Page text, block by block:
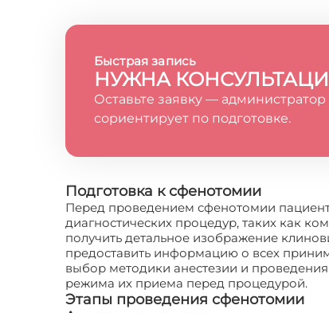
Быстрая запись
НУЖНА
Оставьте заявку —
сориентирует по подготовке.
Подготовка к сфенотомии
Перед проведением сфенотомии
диагностических процедур, таких как
получить детальное изображение
предоставить информацию о всех
выбор методики анестезии и
режима их приема перед процедурой.
Этапы проведения сфенотомии